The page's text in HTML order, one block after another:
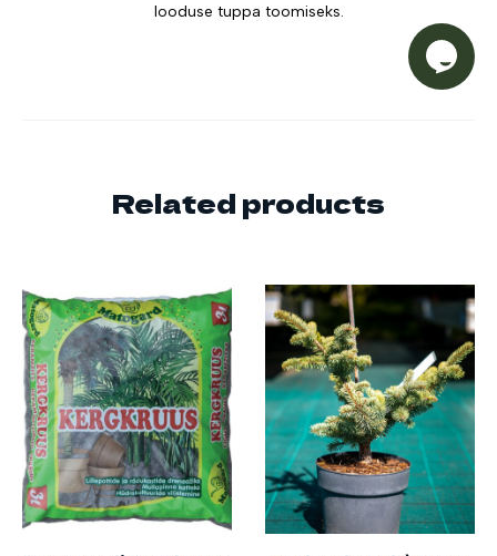
looduse tuppa toomiseks.
Related products